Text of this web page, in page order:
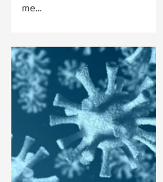
me...